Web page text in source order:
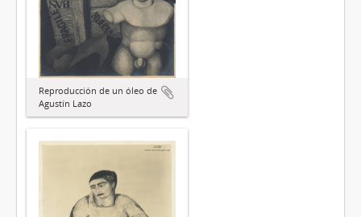
Reproducción de un óleo de
Agustín Lazo